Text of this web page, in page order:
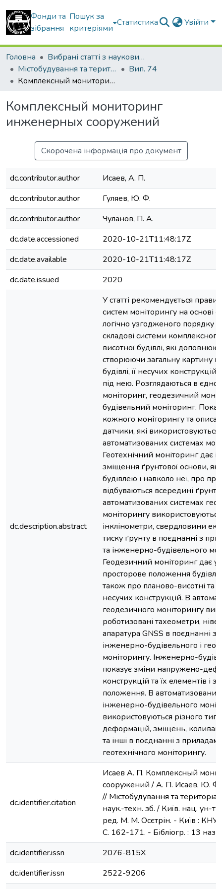
Фонди та
зібрання
Пошук за
критеріями
Статистика Увійти
Головна
Вибрані статті з наукових збірників КНУБА
Містобудування та територіальне планування
Вип. 74
Комплексный мониторинг инженерных сооружений
Комплексный мониторинг
инженерных сооружений
Скорочена інформація про документ
dc.contributor.author
Исаев, А. П.
dc.contributor.author
Гуляев, Ю. Ф.
dc.contributor.author
Чуланов, П. А.
dc.date.accessioned
2020-10-21T11:48:17Z
dc.date.available
2020-10-21T11:48:17Z
dc.date.issued
2020
dc.description.abstract
У статті рекомендується
систем моніторингу на основі
логічно узгодженого порядку
складові системи
висотної будівлі, які
створюючи загальну картину
будівлі, її несучих
під нею. Розглядаються в
моніторинг, геодезичний
будівельний моніторинг.
кожного моніторингу та
датчики, які використовуються
автоматизованих системах
Геотехнічний моніторинг дає
зміщення ґрунтової основи,
будівлею і навколо неї, про
відбуваються всередині
автоматизованих системах
моніторингу
інклінометри, свердловини
тиску ґрунту в поєднанні з
та інженерно-будівельного
Геодезичний моніторинг дає
просторове положення будівлі
також про планово-висотні та
несучих конструкцій. В
геодезичного моніторингу
роботизовані тахеометри,
апаратура GNSS в поєднанні з
інженерно-будівельного і
моніторингу. Інженерно-
показує зміни напружено-
конструкцій та їх елементів і
положення. В автоматизованих
інженерно-будівельного
використовуються різного
деформацій, зміщень,
та інші в поєднанні з
геотехнічного моніторингу.
dc.identifier.citation
Исаев А. П. Комплексный
сооружений / А. П. Исаев, Ю. Ф.
// Містобудування та
наук.-техн. зб. / Київ. нац. ун-т
ред. М. М. Осєтрін. - Київ :
С. 162-171. - Бібліогр. : 13 назв.
dc.identifier.issn
2076-815Х
dc.identifier.issn
2522-9206